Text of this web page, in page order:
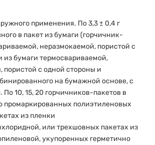
применения. По 3,3 ± 0,4 г
в пакет из бумаги (горчичник-
неразмокаемой, пористой с
из бумаги термосвариваемой,
пористой с одной стороны и
на бумажной основе, с
По 10, 15, 20 горчичников-пакетов в
промаркированных полиэтиленовых
из пленки
или трехшовных пакетах из
укупоренных герметично